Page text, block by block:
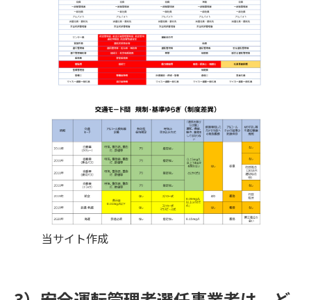
当サイト作成